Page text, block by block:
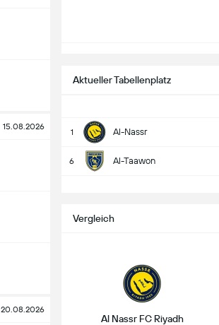
15.08.2026
20.08.2026
Aktueller Tabellenplatz
1 Al-Nassr
6 Al-Taawon
Vergleich
Al Nassr FC Riyadh